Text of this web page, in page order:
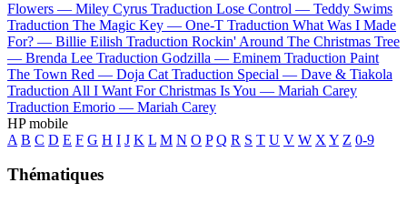
Flowers — Miley Cyrus Traduction Lose Control — Teddy Swims
Traduction The Magic Key — One-T Traduction What Was I Made
For? — Billie Eilish Traduction Rockin' Around The Christmas Tree
— Brenda Lee Traduction Godzilla — Eminem Traduction Paint
The Town Red — Doja Cat Traduction Special — Dave & Tiakola
Traduction All I Want For Christmas Is You — Mariah Carey
Traduction Emorio — Mariah Carey
HP mobile
A B C D E F G H I J K L M N O P Q R S T U V W X Y Z 0-9
Thématiques